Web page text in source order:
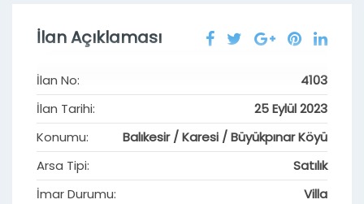
İlan Açıklaması
İlan No:
4103
İlan Tarihi:
25 Eylül 2023
Konumu:
Balıkesir / Karesi / Büyükpınar Köyü
Arsa Tipi:
Satılık
İmar Durumu:
Villa